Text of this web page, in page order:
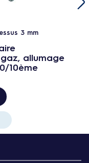
3 mm
allumage
10ème